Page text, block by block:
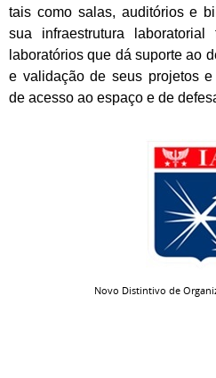
tais como salas, auditórios e
sua infraestrutura
laboratórios que dá suporte ao
e validação de seus projetos
de acesso ao espaço e de
Novo Distintivo de